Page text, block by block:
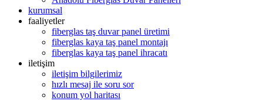
kurumsal
faaliyetler
fiberglas taş duvar panel üretimi
fiberglas kaya taş panel montajı
fiberglas kaya taş panel ihracatı
iletişim
iletişim bilgilerimiz
hızlı mesaj ile soru sor
konum yol haritası